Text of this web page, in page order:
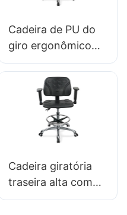
para estabilidade
Cadeira de PU do
giro ergonômico
com encosto &
Anel de pé
ajustável na altura
da altura da
espuma integral &
Base de 5 estrelas
laboratórios/salas
de limpeza
Cadeira giratória
traseira alta com
apoios de braços